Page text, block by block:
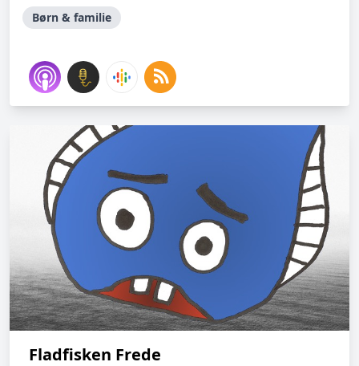
Børn & familie
Fladfisken Frede